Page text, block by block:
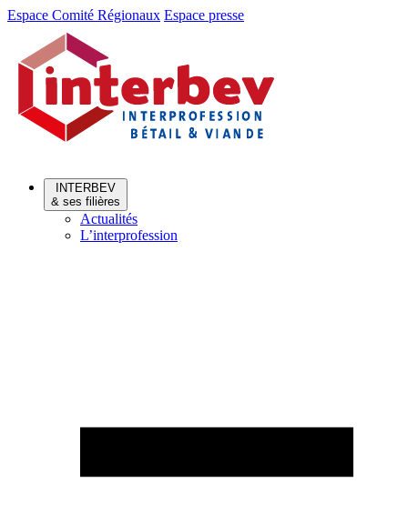
Aller
Aller
contenu
Espace Comité Régionaux Espace presse
INTERBEV
& ses filières
Actualités
L’interprofession